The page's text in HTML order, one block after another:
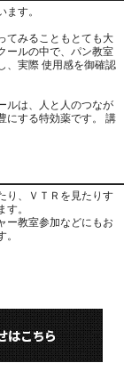
ます。
てみることもとても大
ールの中で、パン教室
、実際 使用感を御確認
ルは、人と人のつなが
にする特効薬です。 講
り、ＶＴＲを見たりす
す。
ー教室参加などにもお